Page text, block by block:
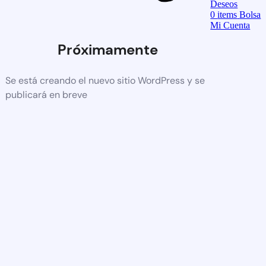
Próximamente
Se está creando el nuevo sitio WordPress y se
publicará en breve
Deseos
0items Bolsa
Mi Cuenta